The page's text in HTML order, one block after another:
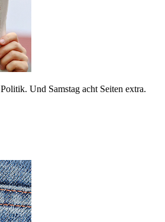
Und Samstag acht Seiten extra.